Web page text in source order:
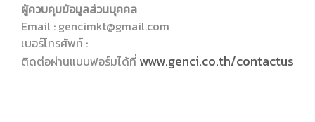
ผู้ควบคุมข้อมูลส่วนบุคคล
Email : gencimkt@gmail.com
เบอร์โทรศัพท์ :
ติดต่อผ่านแบบฟอร์มได้ที่ www.genci.co.th/contactus